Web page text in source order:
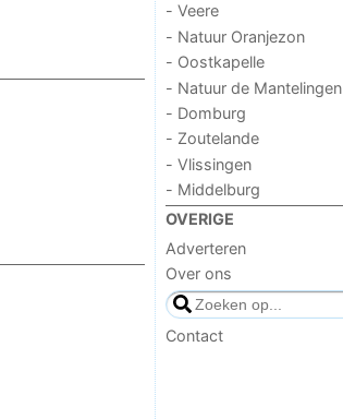
- Veere
- Natuur Oranjezon
- Oostkapelle
- Natuur de Mantelingen
- Domburg
- Zoutelande
- Vlissingen
- Middelburg
OVERIGE
Adverteren
Over ons
Contact